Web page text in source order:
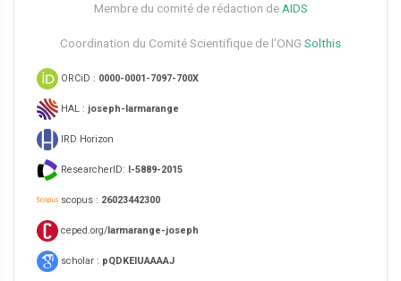
Membre du comité de rédaction de AIDS
Coordination du Comité Scientifique de l’ONG Solthis
ORCiD : 0000-0001-7097-700X
HAL : joseph-larmarange
IRD Horizon
ResearcherID: I-5889-2015
scopus : 26023442300
ceped.org/larmarange-joseph
scholar : pQDKEIUAAAAJ